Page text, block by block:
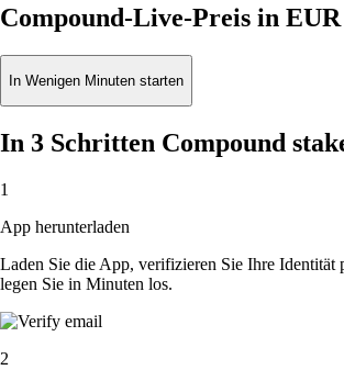
Compound-Live-Preis in EUR
In Wenigen Minuten starten
In 3 Schritten Compound
1
App herunterladen
Laden Sie die App, verifizieren Sie Ihre Identität
legen Sie in Minuten los.
2